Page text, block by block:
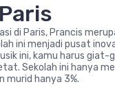
di Paris, Prancis
ini menjadi pusat
ini, kamu harus giat-
Sekolah ini hanya
murid hanya 3%.